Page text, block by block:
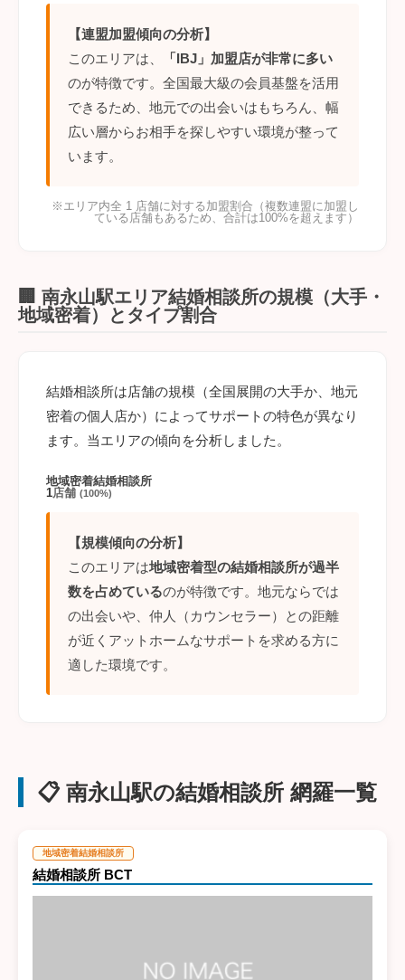
【連盟加盟傾向の分析】
このエリアは、
「IBJ」加盟店が非常に多い
のが特徴です。全国最大級の会員基盤を活用
できるため、地元での出会いはもちろん、幅
広い層からお相手を探しやすい環境が整って
います。
※エリア内全 1 店舗に対する加盟割合（複数連盟に加盟し
ている店舗もあるため、合計は100%を超えます）
🏢 南永山駅エリア結婚相談所の規模（大手・
地域密着）とタイプ割合
結婚相談所は店舗の規模（全国展開の大手か、地元
密着の個人店か）によってサポートの特色が異なり
ます。当エリアの傾向を分析しました。
地域密着結婚相談所
1店舗 (100%)
【規模傾向の分析】
このエリアは地域密着型の結婚相談所が過半
数を占めているのが特徴です。地元ならでは
の出会いや、仲人（カウンセラー）との距離
が近くアットホームなサポートを求める方に
適した環境です。
📋 南永山駅の結婚相談所 網羅一覧
地域密着結婚相談所
結婚相談所 BCT